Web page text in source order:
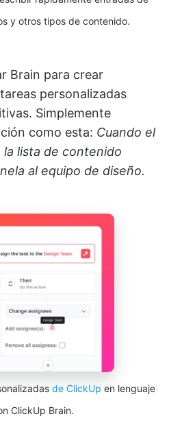
y otros tipos de contenido.
Brain para crear
personalizadas
Simplemente
como esta: Cuando el
lista de contenido
al equipo de diseño.
de ClickUp en lenguaje
ClickUp Brain.